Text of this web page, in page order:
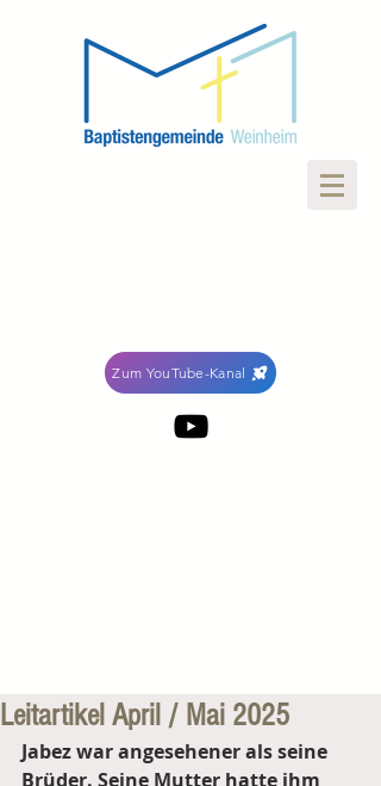
Zum YouTube-Kanal
Leitartikel April / Mai 2025
Jabez war angesehener als seine
Brüder. Seine Mutter hatte ihm